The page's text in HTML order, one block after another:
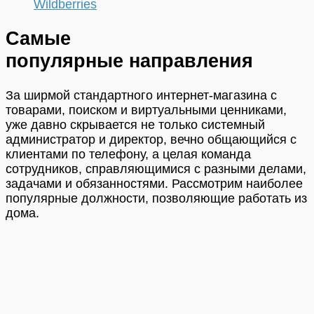
Wildberries
Самые
популярные направления
За ширмой стандартного интернет-магазина с
товарами, поиском и виртуальными ценниками,
уже давно скрывается не только системный
администратор и директор, вечно общающийся с
клиентами по телефону, а целая команда
сотрудников, справляющимися с разными делами,
задачами и обязанностями. Рассмотрим наиболее
популярные должности, позволяющие работать из
дома.